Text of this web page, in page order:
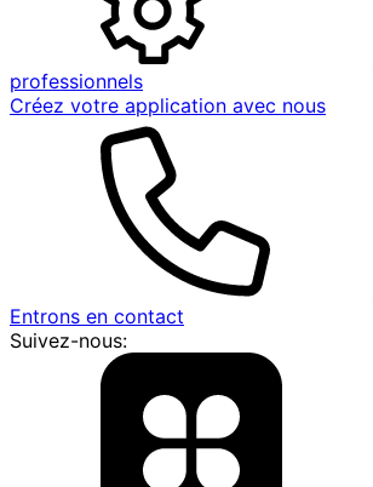
professionnels
Créez votre application avec nous
Entrons en contact
Suivez-nous: